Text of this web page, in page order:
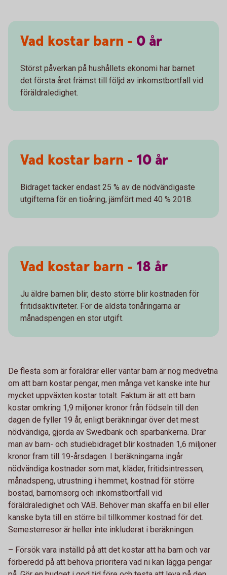
Vad kostar barn - 0 år
Störst påverkan på hushållets ekonomi har barnet
det första året främst till följd av inkomstbortfall vid
föräldraledighet.
Vad kostar barn - 10 år
Bidraget täcker endast 25 % av de nödvändigaste
utgifterna för en tioåring, jämfört med 40 % 2018.
Vad kostar barn - 18 år
Ju äldre barnen blir, desto större blir kostnaden för
fritidsaktiviteter. För de äldsta tonåringarna är
månadspengen en stor utgift.
De flesta som är föräldrar eller väntar barn är nog medvetna
om att barn kostar pengar, men många vet kanske inte hur
mycket uppväxten kostar totalt. Faktum är att ett barn
kostar omkring 1,9 miljoner kronor från födseln till den
dagen de fyller 19 år, enligt beräkningar över det mest
nödvändiga, gjorda av Swedbank och sparbankerna. Drar
man av barn- och studiebidraget blir kostnaden 1,6 miljoner
kronor fram till 19-årsdagen. I beräkningarna ingår
nödvändiga kostnader som mat, kläder, fritidsintressen,
månadspeng, utrustning i hemmet, kostnad för större
bostad, barnomsorg och inkomstbortfall vid
föräldraledighet och VAB. Behöver man skaffa en bil eller
kanske byta till en större bil tillkommer kostnad för det.
Semesterresor är heller inte inkluderat i beräkningen.
– Försök vara inställd på att det kostar att ha barn och var
förberedd på att behöva prioritera vad ni kan lägga pengar